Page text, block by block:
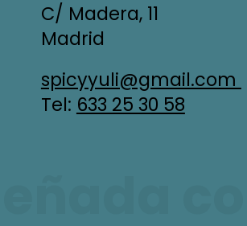
C/ Madera, 11
Madrid
spicyyuli@gmail.com
Tel: 633 25 30 58